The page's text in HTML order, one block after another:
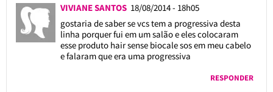
VIVIANE SANTOS 18/08/2014 - 18h05
gostaria de saber se vcs tem a progressiva desta
linha porquer fui em um salão e eles colocaram
esse produto hair sense biocale sos em meu cabelo
e falaram que era uma progressiva
RESPONDER